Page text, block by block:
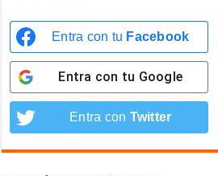
Entra con tu Facebook
Entra con tu Google
Entra con Twitter